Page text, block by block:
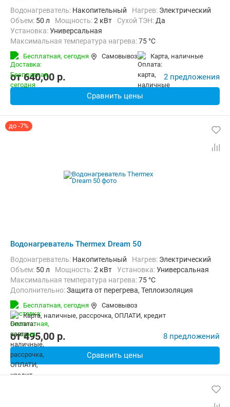
Водонагреватель: Накопительный нагрев: Электрический
Объем: 50 л Мощность:2 кВт Сухой ТЭН: Да
Установка:Универсальная
Максимальная температура нагрева:75 °C
Дополнительно:
Защита от перегрева, Теплоизоляция
Бесплатная, сегодня Самовывоз карта, наличные
от640,00 p. 2 предложения
Сравнить цены
до -7%
Водонагреватель Thermex Dream 50
Водонагреватель: Накопительный нагрев: Электрический
Объем: 50 л Мощность:2 кВт Установка:Универсальная
Максимальная температура нагрева:75 °C
Дополнительно:Защита от перегрева, Теплоизоляция
Бесплатная, сегодня
Самовывоз
карта, наличные, рассрочка, ОПЛАТИ, кредит
от495,00 p. 8 предложений
Сравнить цены